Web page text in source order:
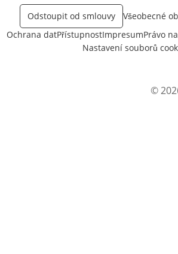
Odstoupit od smlouvy
Všeobecné
Ochrana datPřístupnostImpresumPrávo
Nastavení souborů
©